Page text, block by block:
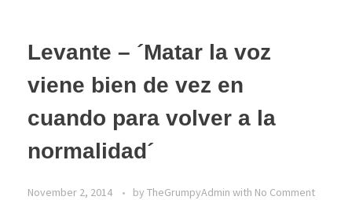
Levante – ´Matar la voz
viene bien de vez en
cuando para volver a la
normalidad´
November 2, 2014 by TheGrumpyAdmin with No Comment